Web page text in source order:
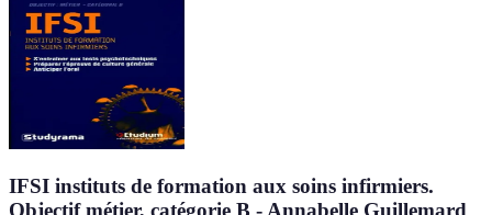
IFSI instituts de formation aux soins infirmiers.
Objectif métier, catégorie B - Annabelle Guillemard